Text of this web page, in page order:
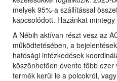
melyek 95%-a szállítással
kapcsolódott. Hazánkat
A Nébih aktívan részt vesz az
működtetésében, a
hatósági intézkedések
köszönhetően évente több
termék kerül le a polcokról,